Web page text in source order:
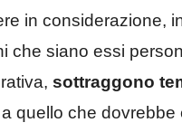
in considerazione,
che siano essi
sottraggono
a quello che dovrebbe